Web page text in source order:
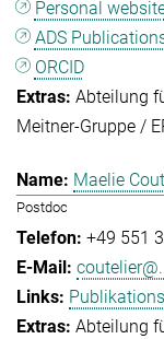
Personal
ADS
ORCID
Abteilung
Meitner-Gruppe /
Maelie
Postdoc
+49 551
Abteilung